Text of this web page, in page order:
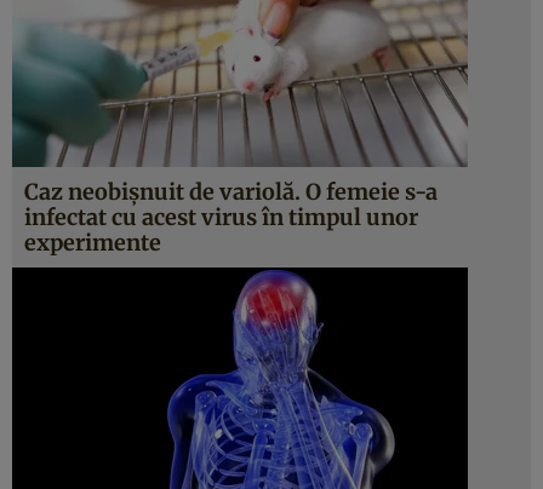
Caz neobişnuit de variolă. O femeie s-a
infectat cu acest virus în timpul unor
experimente